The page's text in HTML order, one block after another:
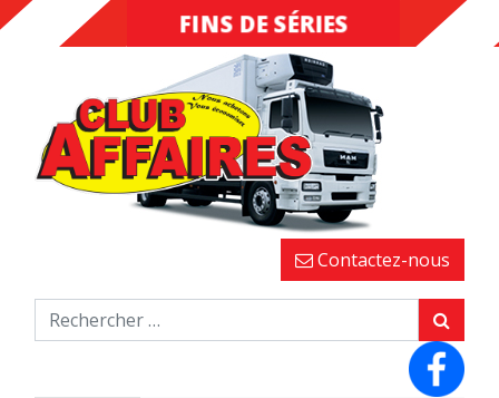
DESTOCKAGE
FINS DE SÉRIES
Contactez-nous